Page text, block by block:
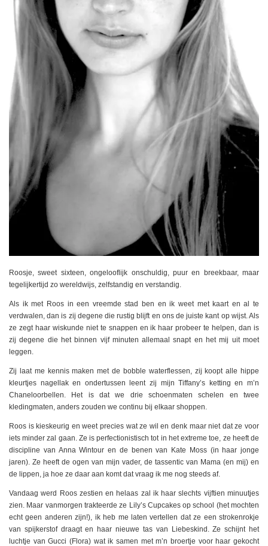
Roosje, sweet sixteen, ongelooflijk onschuldig, puur en breekbaar, maar
tegelijkertijd zo wereldwijs, zelfstandig en verstandig.
Als ik met Roos in een vreemde stad ben en ik weet met kaart en al te
verdwalen, dan is zij degene die rustig blijft en ons de juiste kant op wijst. Als
ze zegt haar wiskunde niet te snappen en ik haar probeer te helpen, dan is
zij degene die het binnen vijf minuten allemaal snapt en het mij uit moet
leggen.
Zij laat me kennis maken met de bobble waterflessen, zij koopt alle hippe
kleurtjes nagellak en ondertussen leent zij mijn Tiffany’s ketting en m’n
Chaneloorbellen. Het is dat we drie schoenmaten schelen en twee
kledingmaten, anders zouden we continu bij elkaar shoppen.
Roos is kieskeurig en weet precies wat ze wil en denk maar niet dat ze voor
iets minder zal gaan. Ze is perfectionistisch tot in het extreme toe, ze heeft de
discipline van Anna Wintour en de benen van Kate Moss (in haar jonge
jaren). Ze heeft de ogen van mijn vader, de tassentic van Mama (en mij) en
de lippen, ja hoe ze daar aan komt dat vraag ik me nog steeds af.
Vandaag werd Roos zestien en helaas zal ik haar slechts vijftien minuutjes
zien. Maar vanmorgen trakteerde ze Lily’s Cupcakes op school (het mochten
echt geen anderen zijn!), ik heb me laten vertellen dat ze een strokenrokje
van spijkerstof draagt en haar nieuwe tas van Liebeskind. Ze schijnt het
luchtje van Gucci (Flora) wat ik samen met m’n broertje voor haar gekocht